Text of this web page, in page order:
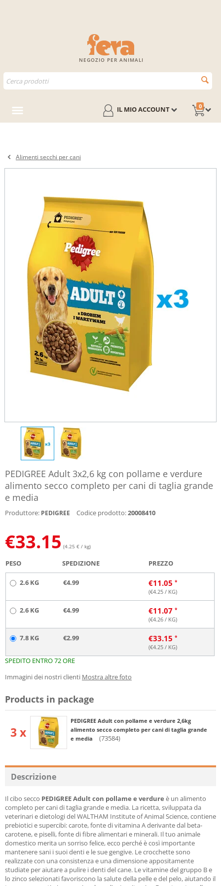
NEGOZIO PER ANIMALI
0
IL MIO ACCOUNT
Alimenti secchi per cani
PEDIGREE Adult 3x2,6 kg con pollame e verdure
alimento secco completo per cani di taglia grande
e media
Produttore: PEDIGREE Codice prodotto:20008410
€33.15 (4.25 € / kg)
PESO SPEDIZIONE PREZZO
2.6 KG €4.99 €11.05
(€4.25 / KG)
2.6 KG €4.99 €11.07
(€4.26 / KG)
7.8 KG €2.99 €33.15
(€4.25 / KG)
SPEDITO ENTRO 72 ORE
Immagini dei nostri clienti Mostra altre foto
Products in package
3 x
PEDIGREE Adult con pollame e verdure 2,6kg
alimento secco completo per cani di taglia grande
e media
(73584)
Descrizione
Il cibo secco PEDIGREE Adultcon pollame e verdure è un alimento
completo per cani di taglia grande e media. La ricetta, sviluppata da
veterinari e dietologi del WALTHAM Institute of Animal Science, contiene
prebiotici e supercibi: carote, fonte di vitamina A derivante dal beta-
carotene, e piselli, fonte di fibre alimentari e minerali. Il tuo animale
domestico merita un sorriso felice, ecco perché è così importante
mantenere sani i suoi denti e le sue gengive. Le crocchette sono
realizzate con una consistenza e una dimensione appositamente
studiate per aiutare a pulire i denti del cane. Le vitamine del gruppo B e
lo zinco selezionati favoriscono la salute della pelle e del pelo, aiutando il